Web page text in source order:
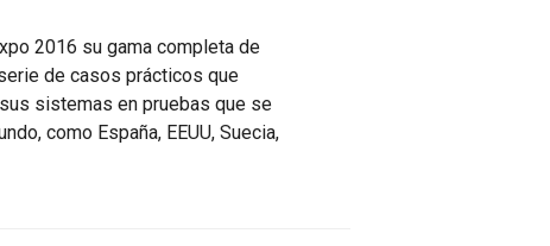
2016 su gama completa de
de casos prácticos que
sistemas en pruebas que se
como España, EEUU, Suecia,